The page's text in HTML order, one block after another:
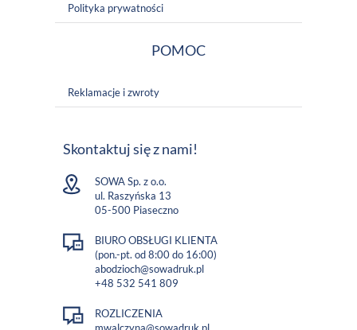
Polityka prywatności
POMOC
Reklamacje i zwroty
Skontaktuj się z nami!
SOWA Sp. z o.o.
ul. Raszyńska 13
05-500 Piaseczno
BIURO OBSŁUGI KLIENTA
(pon.-pt. od 8:00 do 16:00)
abodzioch@sowadruk.pl
+48 532 541 809
ROZLICZENIA